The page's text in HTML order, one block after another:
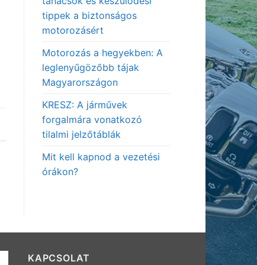
tippek a biztonságos
motorozásért
Motorozás a hegyekben: A
leglenyűgözőbb tájak
Magyarországon
KRESZ: A járművek
forgalmára vonatkozó
tilalmi jelzőtáblák
Mit kell kapnod a vezetési
órákon?
KAPCSOLAT